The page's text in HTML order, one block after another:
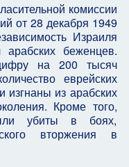
комиссии
от 28 декабря 1949
Израиля
беженцев.
на 200 тысяч
еврейских
из арабских
Кроме того,
убиты в боях,
вторжения в